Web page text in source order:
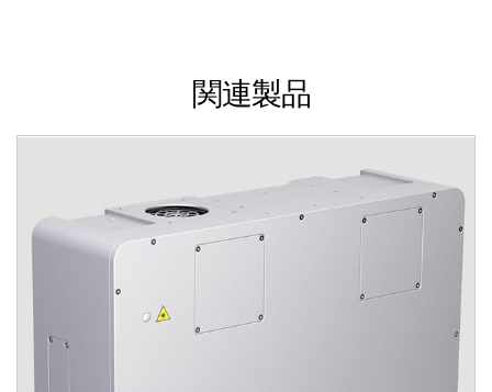
関連製品